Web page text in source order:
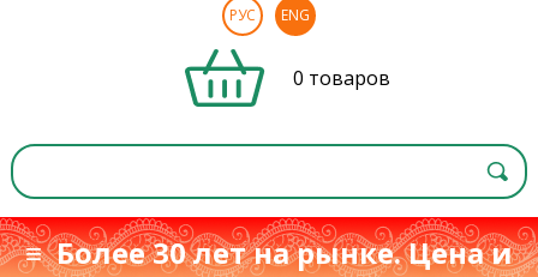
РУС ENG
0 товаров
≡ Более 30 лет на рынке. Цена и